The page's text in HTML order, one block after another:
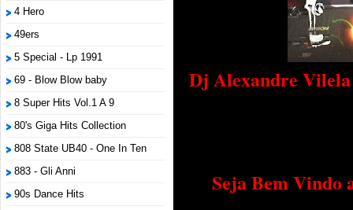
4 Hero
49ers
5 Special - Lp 1991
69 - Blow Blow baby
8 Super Hits Vol.1 A 9
80's Giga Hits Collection
808 State UB40 - One In Ten
883 - Gli Anni
90s Dance Hits
Dj Alexandre Vilela
Seja Bem Vindo